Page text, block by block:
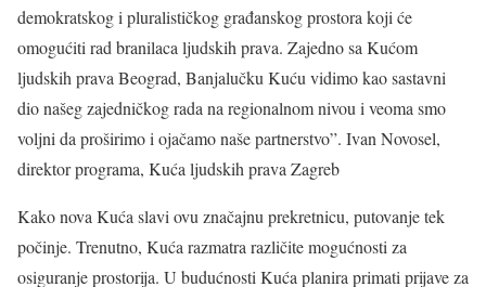
demokratskog i pluralističkog građanskog prostora koji će
omogućiti rad branilaca ljudskih prava. Zajedno sa Kućom
ljudskih prava Beograd, Banjalučku Kuću vidimo kao sastavni
dio našeg zajedničkog rada na regionalnom nivou i veoma smo
voljni da proširimo i ojačamo naše partnerstvo”. Ivan Novosel,
direktor programa, Kuća ljudskih prava Zagreb
Kako nova Kuća slavi ovu značajnu prekretnicu, putovanje tek
počinje. Trenutno, Kuća razmatra različite mogućnosti za
osiguranje prostorija. U budućnosti Kuća planira primati prijave za